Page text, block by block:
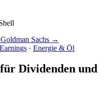
Sachs →
Earnings · Energie & Öl
Dividenden und